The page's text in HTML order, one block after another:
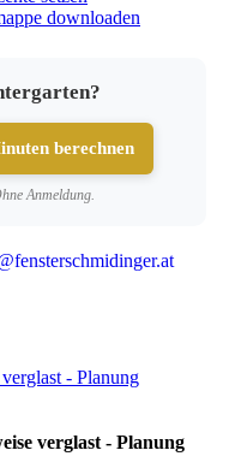
downloaden
berechnen
Anmeldung.
verglast - Planung